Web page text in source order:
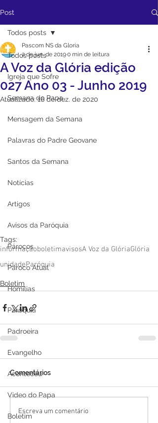
Post
Todos posts
Igreja que Sofre
Semana do Papa
Mensagem da Semana
Palavras do Padre Geovane
Santos da Semana
Notícias
Artigos
Avisos da Paróquia
Párocos
Pároco Atual
Homilias
Paróquia
Padroeira
Evangelho
Aconteceu
Video do Papa
Boletim
Todos posts
A Voz da Glória edição
027 Ano 03 - Junho 2019
Pascom NS da Gloria
2 de jun. de 20190 min de leitura
Atualizado:16 de dez. de 2020
Tags:
informaçãoboletimavisosA Voz da GlóriaGlória
unidadeParóquia
Boletim
Comentários
Escreva um comentário